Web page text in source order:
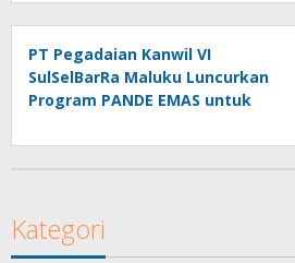
PT Pegadaian Kanwil VI
SulSelBarRa Maluku Luncurkan
Program PANDE EMAS untuk
Masyarakat
Kategori